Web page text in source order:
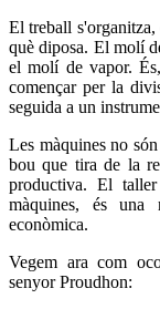
El treball s'organitza,
què diposa. El molí
el molí de vapor.
començar per la
seguida a un
Les màquines no
bou que tira de la
productiva. El
màquines, és una
econòmica.
Vegem ara com
senyor Proudhon: